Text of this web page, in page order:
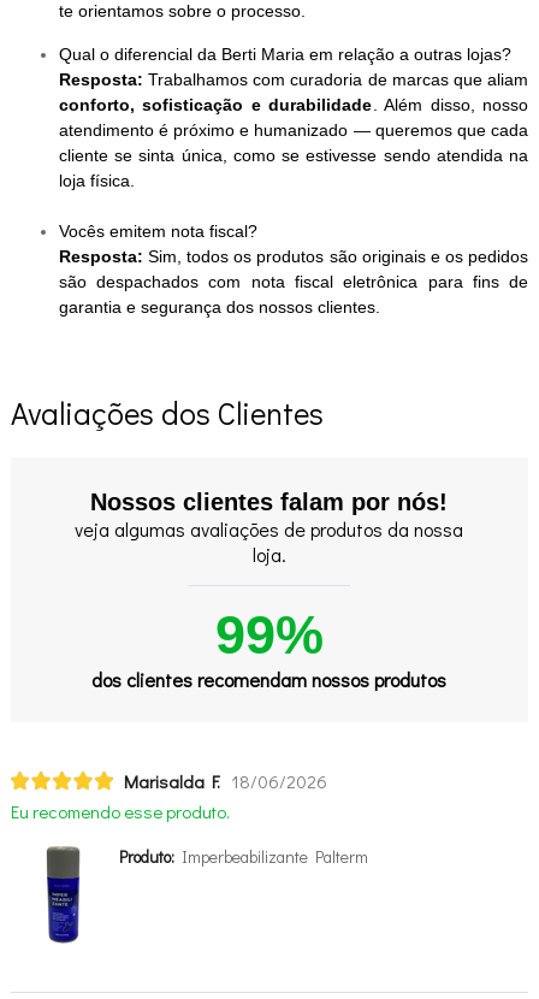
te orientamos sobre o processo.
Qual o diferencial da Berti Maria em relação a outras lojas?
Resposta: Trabalhamos com curadoria de marcas que aliam
conforto, sofisticação e durabilidade . Além disso, nosso
atendimento é próximo e humanizado — queremos que cada
cliente se sinta única, como se estivesse sendo atendida na
loja física.
Vocês emitem nota fiscal?
Resposta:Sim, todos os produtos são originais e os pedidos
são despachados com nota fiscal eletrônica para fins de
garantia e segurança dos nossos clientes.
Avaliações dos Clientes
Nossos clientes falam por nós!
veja algumas avaliações de produtos da nossa
loja.
99%
dos clientes recomendam nossos produtos
Marisalda F. 18/06/2026
Eu recomendo esse produto.
Produto:Imperbeabilizante Palterm